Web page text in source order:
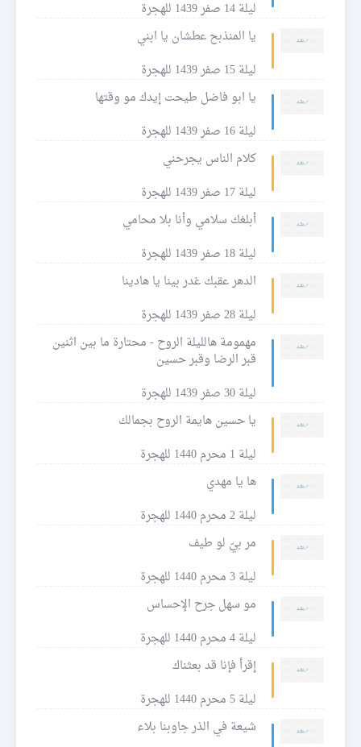
ليلة 14 صفر 1439 للهجرة
يا المنذبح عطشان يا ابني
ليلة 15 صفر 1439 للهجرة
يا ابو فاضل طيحت إيدك مو وقتها
ليلة 16 صفر 1439 للهجرة
كلام الناس يجرحني
ليلة 17 صفر 1439 للهجرة
أبلغك سلامي وأنا بلا محامي
ليلة 18 صفر 1439 للهجرة
الدهر عقبك غدر بينا يا هادينا
ليلة 28 صفر 1439 للهجرة
مهمومة هالليلة الروح - محتارة ما بين اثنين
قبر الرضا وقبر حسين
ليلة 30 صفر 1439 للهجرة
يا حسين هايمة الروح بجمالك
ليلة 1 محرم 1440 للهجرة
ها يا مهدي
ليلة 2 محرم 1440 للهجرة
مر بيّ لو طيف
ليلة 3 محرم 1440 للهجرة
مو سهل جرح الإحساس
ليلة 4 محرم 1440 للهجرة
إقرأ فإنا قد بعثناك
ليلة 5 محرم 1440 للهجرة
شيعة في الذر جاوبنا بلاء